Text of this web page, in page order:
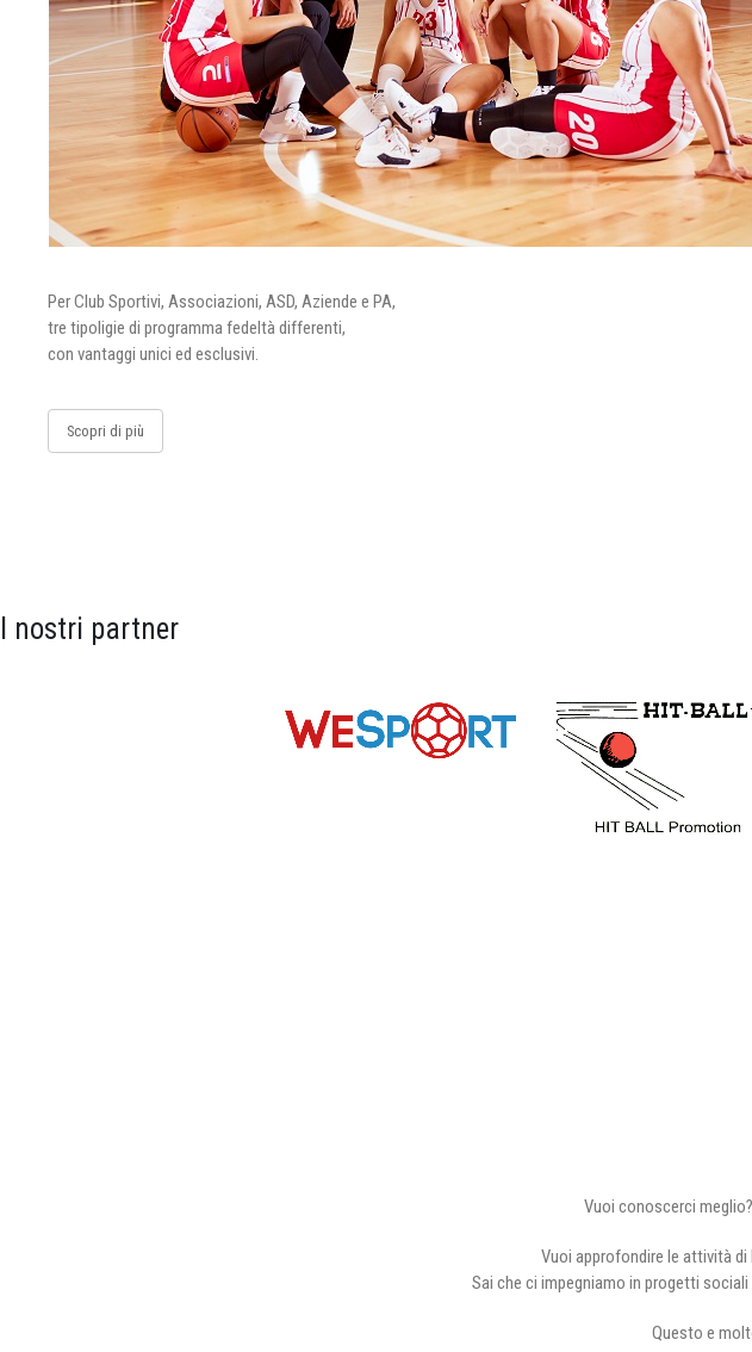
Per Club Sportivi, Associazioni, ASD, Aziende e PA,
tre tipoligie di programma fedeltà differenti,
con vantaggi unici ed esclusivi.
Scopri di più
I nostri partner
Vuoi conoscerci
Vuoi approfondire le attività
Sai che ci impegniamo in progetti
Questo e